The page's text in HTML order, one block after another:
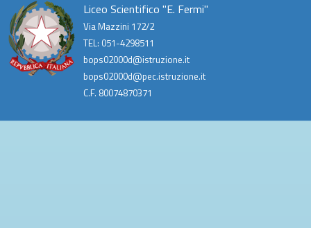
Liceo Scientifico "E. Fermi"
Via Mazzini 172/2
TEL: 051-4298511
bops02000d@istruzione.it
bops02000d@pec.istruzione.it
C.F. 80074870371